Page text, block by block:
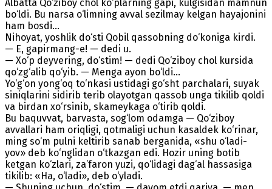
Albatta Qo‘ziboy chol ko‘plarning gapi, kulgisidan mamnun
bo‘ldi. Bu narsa o‘limning avval sezilmay kelgan hayajonini
ham bosdi...
Nihoyat, yoshlik do‘sti Qobil qassobning do‘koniga kirdi.
— E, gapirmang-e! — dedi u.
— Xo‘p deyvering, do‘stim! — dedi Qo‘ziboy chol kursida
qo‘zg‘alib qo‘yib. — Menga ayon bo‘ldi...
Yo‘g‘on yong‘oq to‘nkasi ustidagi go‘sht parchalari, suyak
siniqlarini sidirib terib olayotgan qassob unga tikilib qoldi
va birdan xo‘rsinib, skameykaga o‘tirib qoldi.
Bu baquvvat, barvasta, sog‘lom odamga — Qo‘ziboy
avvallari ham oriqligi, qotmaligi uchun kasaldek ko‘rinar,
ming so‘m pulni keltirib sanab berganida, «shu o‘ladi-
yov» deb ko‘nglidan o‘tkazgan edi. Hozir uning botib
ketgan ko‘zlari, za’faron yuzi, qo‘lidagi dag‘al hassasiga
tikilib: «Ha, o‘ladi», deb o‘yladi.